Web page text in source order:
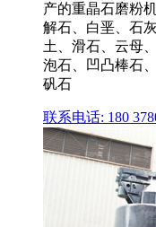
产的重晶石磨粉
解石、白垩、石
土、滑石、云母
泡石、凹凸棒石
矾石
联系电话: 180